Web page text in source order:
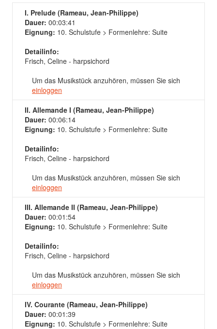
I. Prelude (Rameau, Jean-Philippe)
Dauer: 00:03:41
Eignung: 10. Schulstufe > Formenlehre: Suite
Detailinfo:
Frisch, Celine - harpsichord
Um das Musikstück anzuhören, müssen Sie sich
einloggen
II. Allemande I (Rameau, Jean-Philippe)
Dauer: 00:06:14
Eignung: 10. Schulstufe > Formenlehre: Suite
Detailinfo:
Frisch, Celine - harpsichord
Um das Musikstück anzuhören, müssen Sie sich
einloggen
III. Allemande II (Rameau, Jean-Philippe)
Dauer: 00:01:54
Eignung: 10. Schulstufe > Formenlehre: Suite
Detailinfo:
Frisch, Celine - harpsichord
Um das Musikstück anzuhören, müssen Sie sich
einloggen
IV. Courante (Rameau, Jean-Philippe)
Dauer: 00:01:39
Eignung: 10. Schulstufe > Formenlehre: Suite